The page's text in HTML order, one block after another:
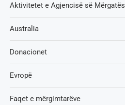
Aktivitetet e Agjencisë së Мërgatës
Australia
Donacionet
Evropë
Faqet e mërgimtarëve